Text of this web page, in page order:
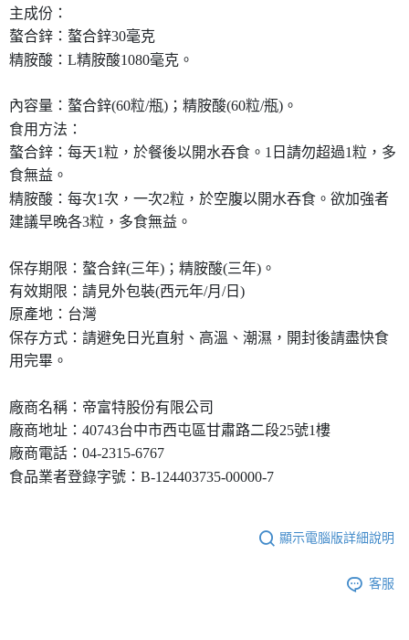
主成份：
螯合鋅：螯合鋅30毫克
精胺酸：L精胺酸1080毫克。
內容量：螯合鋅(60粒/瓶)；精胺酸(60粒/瓶)。
食用方法：
螯合鋅：每天1粒，於餐後以開水吞食。1日請勿超過1粒，多
食無益。
精胺酸：每次1次，一次2粒，於空腹以開水吞食。欲加強者
建議早晚各3粒，多食無益。
保存期限：螯合鋅(三年)；精胺酸(三年)。
有效期限：請見外包裝(西元年/月/日)
原產地：台灣
保存方式：請避免日光直射、高溫、潮濕，開封後請盡快食
用完畢。
廠商名稱：帝富特股份有限公司
廠商地址：40743台中市西屯區甘肅路二段25號1樓
廠商電話：04-2315-6767
食品業者登錄字號：B-124403735-00000-7
顯示電腦版詳細說明
客服